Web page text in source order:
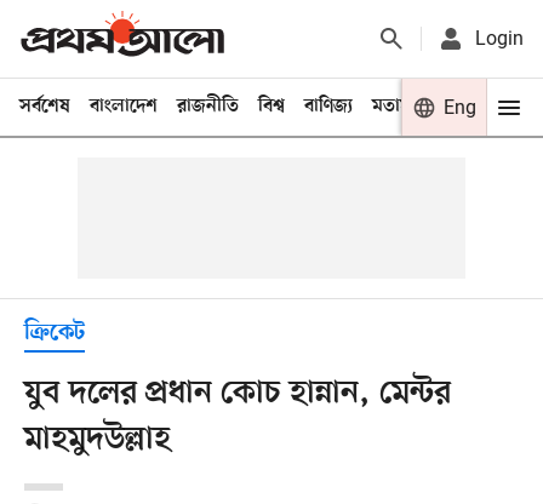
Login
সর্বশেষ বাংলাদেশ রাজনীতি বিশ্ব বাণিজ্য মতামত খেলা
Eng
ক্রিকেট
যুব দলের প্রধান কোচ হান্নান, মেন্টর
মাহমুদউল্লাহ